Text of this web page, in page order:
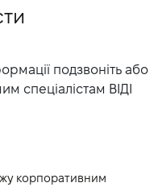
подзвоніть або
спеціалістам ВІДІ
корпоративним